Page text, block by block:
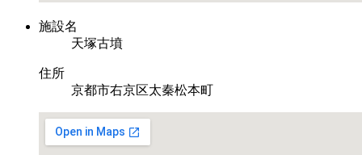
施設名
天塚古墳
住所
京都市右京区太秦松本町